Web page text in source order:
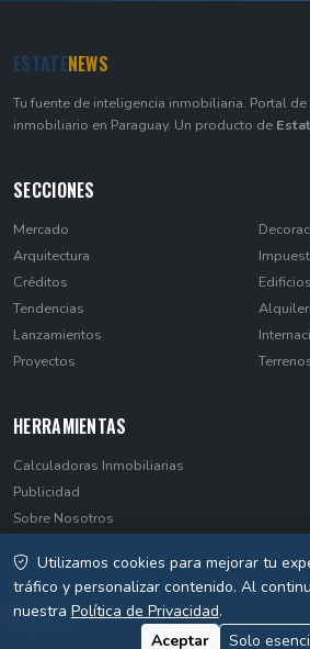
ESTATENEWS
Tu fuente de inteligencia inmobiliaria. Portal
inmobiliario en Paraguay. Un producto de
SECCIONES
Mercado
Arquitectura
Créditos
Tendencias
Lanzamientos
Proyectos
Edificios
HERRAMIENTAS
Calculadoras Inmobiliarias
Publicidad
Sobre Nosotros
Privacidad
Utilizamos cookies para mejorar tu
tráfico y personalizar contenido. Al
nuestra Política de Privacidad.
Aceptar
Solo